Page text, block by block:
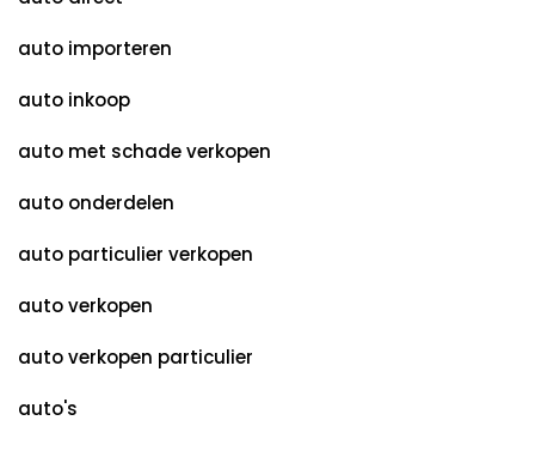
auto importeren
auto inkoop
auto met schade verkopen
auto onderdelen
auto particulier verkopen
auto verkopen
auto verkopen particulier
auto's